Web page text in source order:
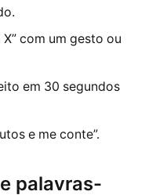
com um gesto ou
em 30 segundos
e me conte”.
palavras-